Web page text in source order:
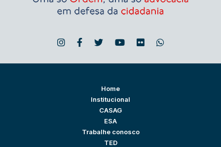
Home
Institucional
CASAG
ESA
Trabalhe conosco
TED